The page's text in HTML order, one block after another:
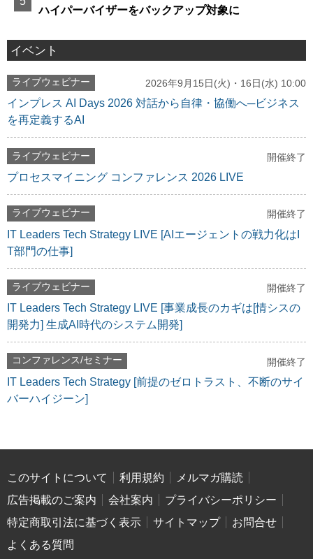
ハイパーバイザーをバックアップ対象に
イベント
ライブウェビナー 2026年9月15日(火)・16日(水) 10:00
インプレス AI Days 2026 対話から自律・協働へ─ビジネス
を再定義するAI
ライブウェビナー 開催終了
プロセスマイニング コンファレンス 2026 LIVE
ライブウェビナー 開催終了
IT Leaders Tech Strategy LIVE [AIエージェントの戦力化はI
T部門の仕事]
ライブウェビナー 開催終了
IT Leaders Tech Strategy LIVE [事業成長のカギは[情シスの
開発力] 生成AI時代のシステム開発]
コンファレンス/セミナー 開催終了
IT Leaders Tech Strategy [前提のゼロトラスト、不断のサイ
バーハイジーン]
このサイトについて 利用規約
メルマガ購読
広告掲載のご案内
会社案内
プライバシーポリシー
特定商取引法に基づく表示
サイトマップ
お問合せ
よくある質問